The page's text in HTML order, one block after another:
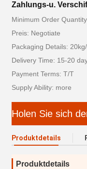
Zahlungs-u.
Minimum Order
Preis: Negotiate
Packaging Details:
Delivery Time: 15-20
Payment Terms: T/T
Supply Ability: more
Holen Sie sich
Produktdetails
Produktdetails